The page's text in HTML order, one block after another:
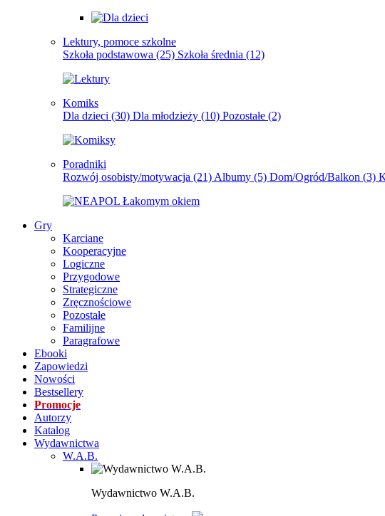
Lektury, pomoce szkolne
Szkoła podstawowa (25) Szkoła średnia (12)
Komiks
Dla dzieci (30) Dla młodzieży (10) Pozostałe (2)
Poradniki
Rozwój osobisty/motywacja (21) Albumy (5) Dom/Ogród/Balkon (3)
Gry
Karciane
Kooperacyjne
Logiczne
Przygodowe
Strategiczne
Zręcznościowe
Pozostałe
Familijne
Paragrafowe
Ebooki
Zapowiedzi
Nowości
Bestsellery
Promocje
Autorzy
Katalog
Wydawnictwa
W.A.B.
Wydawnictwo W.A.B.